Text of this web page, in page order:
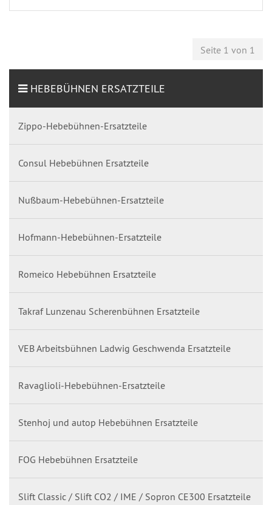
Seite 1 von 1
HEBEBÜHNEN ERSATZTEILE
Zippo-Hebebühnen-Ersatzteile
Consul Hebebühnen Ersatzteile
Nußbaum-Hebebühnen-Ersatzteile
Hofmann-Hebebühnen-Ersatzteile
Romeico Hebebühnen Ersatzteile
Takraf Lunzenau Scherenbühnen Ersatzteile
VEB Arbeitsbühnen Ladwig Geschwenda Ersatzteile
Ravaglioli-Hebebühnen-Ersatzteile
Stenhoj und autop Hebebühnen Ersatzteile
FOG Hebebühnen Ersatzteile
Slift Classic / Slift CO2 / IME / Sopron CE300 Ersatzteile